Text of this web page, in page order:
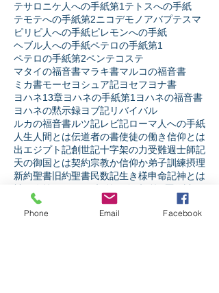
テサロニケ人への手紙第1 テトスへの手紙
テモテへの手紙第2ニコデモ ノアバプテスマ
ピリピ人への手紙ピレモンへの手紙
ヘブル人への手紙ペテロの手紙第1
ペテロの手紙第2ペンテコステ
マタイの福音書マラキ書マルコの福音書
ミカ書モーセヨシュア記ヨセフヨナ書
ヨハネ13章ヨハネの手紙第1 ヨハネの福音書
ヨハネの黙示録ヨブ記リバイバル
ルカの福音書ルツ記レビ記ローマ人への手紙
人生 人間とは伝道者の書使徒の働き信仰とは
出エジプト記創世記十字架の力受難週士師記
天の御国とは契約宗教か信仰か弟子訓練摂理
新約聖書 旧約聖書民数記生き様申命記神とは
第2サムエル記
第2列王記 箴言詩篇
Phone Email Facebook